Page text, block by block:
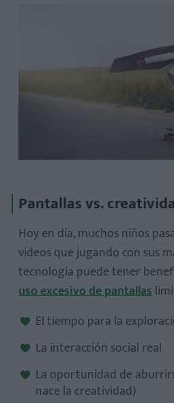
¿Se puede desarrollar
Pantallas vs.
Hoy en día, muchos niños
videos que jugando con sus
tecnología puede tener
uso excesivo de pantallas
El tiempo para la
La interacción social real
La oportunidad de
nace la creatividad)